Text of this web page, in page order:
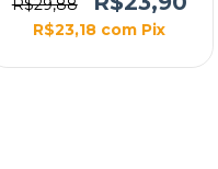
R$29,88
R$23,18 com Pix